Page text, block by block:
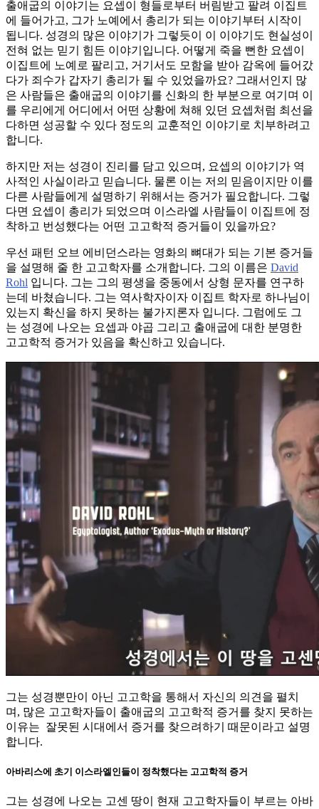
출애굽의 이야기는 요셉이 형들로부터 버림받고 팔려 이집트
에 들어가고, 그가 노예에서 총리가 되는 이야기부터 시작이
됩니다. 성경의 많은 이야기가 그렇듯이 이 이야기도 현실성이
전혀 없는 믿기 힘든 이야기입니다. 어떻게 죽을 뻔한 요셉이
이집트에 노예로 팔리고, 거기서도 모함을 받아 감옥에 들어갔
다가 죄수가 갑자기 총리가 될 수 있었을까요? 그래서인지 많
은 사람들은 출애굽의 이야기를 신화의 한 부분으로 여기며 이
를 우리에게 어디에서 어떤 상황에 쳐해 있던 요셉처럼 최선을
다하면 성공할 수 있다 정도의 교훈적인 이야기로 치부하려고
합니다.
하지만 저는 성경이 진리를 담고 있으며, 요셉의 이야기가 역
사적인 사실이라고 믿습니다. 물론 이는 저의 믿음이지만 이를
다른 사람들에게 설명하기 위해서는 증거가 필요합니다. 그렇
다면 요셉이 총리가 되었으며 이스라엘 사람들이 이집트에 정
착하고 번성했다는 어떤 고고학적 증거들이 있을까요?
우선 패턴 오브 에비던스라는 영화의 뼈대가 되는 기본 증거들
을 설명해 줄 한 고고학자를 소개합니다. 그의 이름은 David
Rohl 입니다. 그는 그의 평생을 중동에서 상형 문자를 연구하
는데 바쳤습니다. 그는 역사학자이자 이집트 학자로 하나님이
있는지 확신을 하지 못하는 불가지론자 입니다. 그럼에도 그
는 성경에 나오는 요셉과 야곱 그리고 출애굽에 대한 분명한
고고학적 증거가 있음을 확신하고 있습니다.
그는 성경뿐만이 아닌 고고학을 통해서 자신의 의견을 펼치
며, 많은 고고학자들이 출애굽의 고고학적 증거를 찾지 못하는
이유는 잘못된 시대에서 증거를 찾으려하기 때문이라고 설명
합니다.
아바리스에 초기 이스라엘인들이 정착했다는 고고학적 증거
그는 성경에 나오는 고센 땅이 현재 고고학자들이 부르는 아바